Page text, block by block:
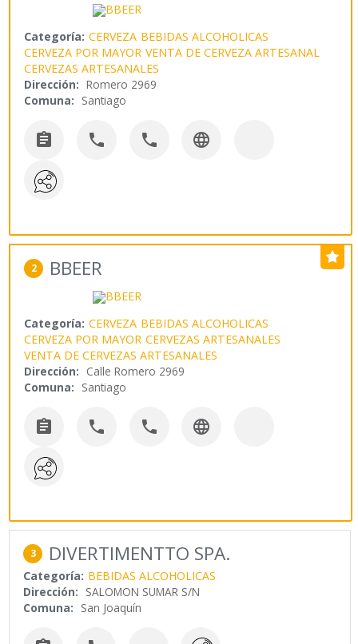
Categoría: CERVEZA BEBIDAS ALCOHOLICAS
CERVEZA POR MAYOR VENTA DE CERVEZA ARTESANAL
CERVEZAS ARTESANALES
Dirección: Romero 2969
Comuna: Santiago
   
2 BBEER
Categoría: CERVEZA BEBIDAS ALCOHOLICAS
CERVEZA POR MAYOR CERVEZAS ARTESANALES
VENTA DE CERVEZAS ARTESANALES
Dirección: Calle Romero 2969
Comuna: Santiago
   
3 DIVERTIMENTTO SPA.
Categoría: BEBIDAS ALCOHOLICAS
Dirección: SALOMON SUMAR S/N
Comuna: San Joaquín